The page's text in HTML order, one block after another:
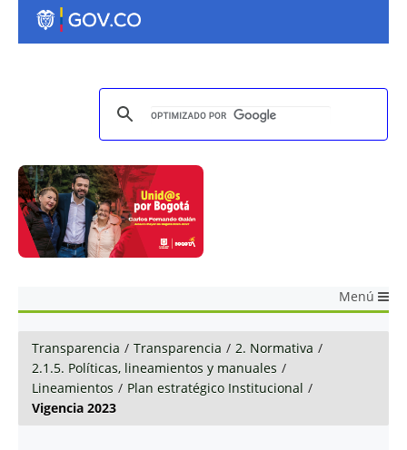
Menú
Transparencia / Transparencia / 2. Normativa /
2.1.5. Políticas, lineamientos y manuales /
Lineamientos / Plan estratégico Institucional /
Vigencia 2023